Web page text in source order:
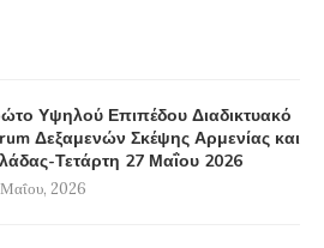
Υψηλού Επιπέδου Διαδικτυακό
Δεξαμενών Σκέψης Αρμενίας και
Τετάρτη 27 Μαΐου 2026
2026